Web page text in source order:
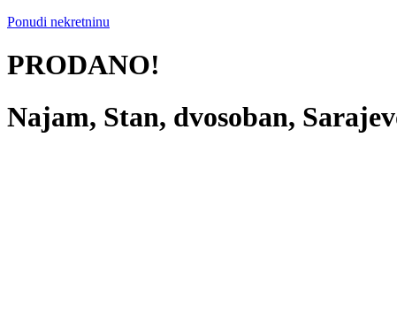
Ponudi nekretninu
PRODANO!
Najam, Stan, dvosoban,